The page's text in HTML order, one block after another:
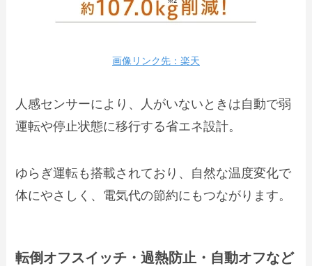
画像リンク先：楽天
人感センサーにより、人がいないときは自動で弱
運転や停止状態に移行する省エネ設計。
ゆらぎ運転も搭載されており、自然な温度変化で
体にやさしく、電気代の節約にもつながります。
転倒オフスイッチ・過熱防止・自動オフなど